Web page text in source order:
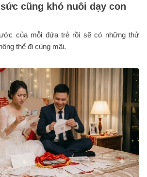
cũng khó nuôi dạy con
của mỗi đứa trẻ rồi sẽ có những thử
thể đi cùng mãi.